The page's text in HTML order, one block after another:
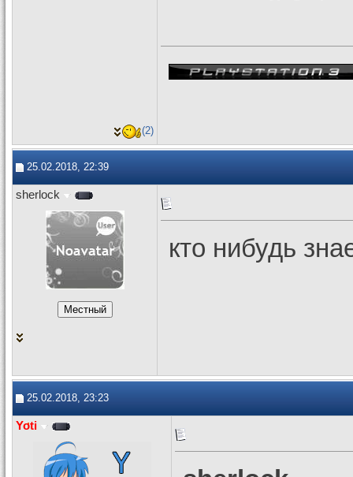
(2)
25.02.2018, 22:39
sherlock
кто нибудь
25.02.2018, 23:23
Yoti